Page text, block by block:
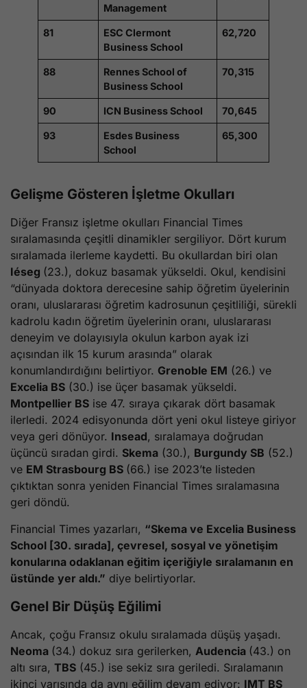
Management
81
ESC Clermont
Business School
62,720
88
Rennes School of
Business School
70,315
90 ICN Business School 70,645
93
Esdes Business
School
65,300
Gelişme Gösteren İşletme Okulları
Diğer Fransız işletme okulları Financial Times
sıralamasında çeşitli dinamikler sergiliyor. Dört kurum
sıralamada ilerleme kaydetti. Bu okullardan biri olan
Iéseg (23.), dokuz basamak yükseldi. Okul, kendisini
“dünyada doktora derecesine sahip öğretim üyelerinin
oranı, uluslararası öğretim kadrosunun çeşitliliği, sürekli
kadrolu kadın öğretim üyelerinin oranı, uluslararası
deneyim ve dolayısıyla okulun karbon ayak izi
açısından ilk 15 kurum arasında” olarak
konumlandırdığını belirtiyor. Grenoble EM (26.) ve
Excelia BS (30.) ise üçer basamak yükseldi.
Montpellier BS ise 47. sıraya çıkarak dört basamak
ilerledi. 2024 edisyonunda dört yeni okul listeye giriyor
veya geri dönüyor. Insead, sıralamaya doğrudan
üçüncü sıradan girdi. Skema (30.), Burgundy SB (52.)
ve EM Strasbourg BS (66.) ise 2023’te listeden
çıktıktan sonra yeniden Financial Times sıralamasına
geri döndü.
Financial Times yazarları, “Skema ve Excelia Business
School [30. sırada], çevresel, sosyal ve yönetişim
konularına odaklanan eğitim içeriğiyle sıralamanın en
üstünde yer aldı.” diye belirtiyorlar.
Genel Bir Düşüş Eğilimi
Ancak, çoğu Fransız okulu sıralamada düşüş yaşadı.
Neoma (34.) dokuz sıra gerilerken, Audencia (43.) on
altı sıra, TBS (45.) ise sekiz sıra geriledi. Sıralamanın
ikinci yarısında da aynı eğilim devam ediyor: IMT BS